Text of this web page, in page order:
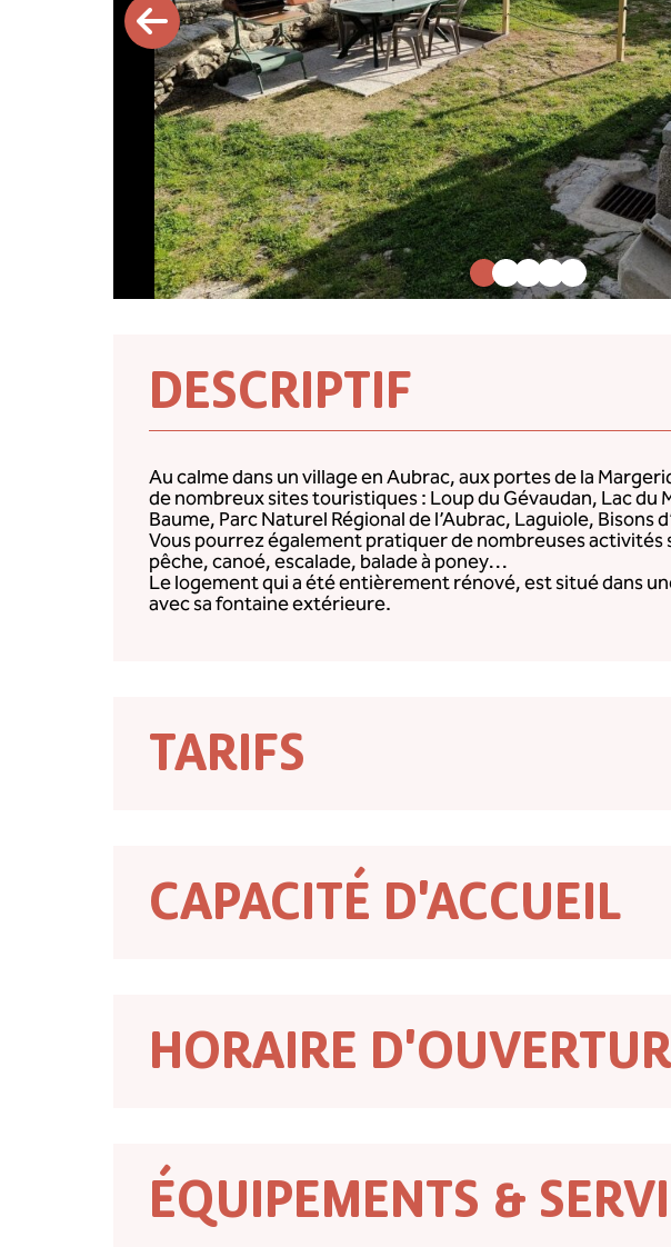
DESCRIPTIF
Au calme dans un village en Aubrac, aux portes de la
de nombreux sites touristiques : Loup du Gévaudan, Lac du
Baume, Parc Naturel Régional de l’Aubrac, Laguiole, Bisons
Vous pourrez également pratiquer de nombreuses activités
pêche, canoé, escalade, balade à poney…
Le logement qui a été entièrement rénové, est situé dans
avec sa fontaine extérieure.
TARIFS
CAPACITÉ D'ACCUEIL
HORAIRE
ÉQUIPEMENTS &